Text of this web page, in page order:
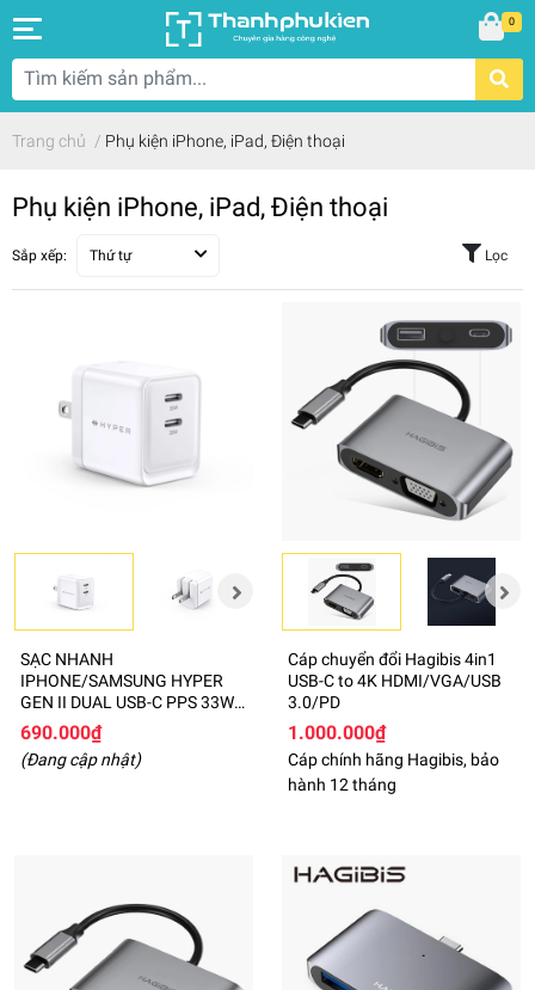
0
Trang chủ / Phụ kiện iPhone, iPad, Điện thoại
Phụ kiện iPhone, iPad, Điện thoại
Sắp xếp: Thứ tự Lọc
SẠC NHANH
IPHONE/SAMSUNG HYPER
GEN II DUAL USB-C PPS 33W /
PD 35W HJG35NA
690.000₫
(Đang cập nhật)
Cáp chuyển đổi Hagibis 4in1
USB-C to 4K HDMI/VGA/USB
3.0/PD
1.000.000₫
Cáp chính hãng Hagibis, bảo
hành 12 tháng